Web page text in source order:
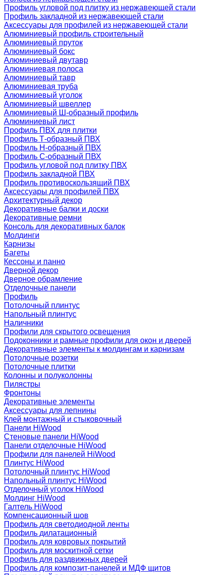
Профиль угловой под плитку из нержавеющей стали
Профиль закладной из нержавеющей стали
Аксессуары для профилей из нержавеющей стали
Алюминиевый профиль строительный
Алюминиевый пруток
Алюминиевый бокс
Алюминиевый двутавр
Алюминиевая полоса
Алюминиевый тавр
Алюминиевая труба
Алюминиевый уголок
Алюминиевый швеллер
Алюминиевый Ш-образный профиль
Алюминиевый лист
Профиль ПВХ для плитки
Профиль Т-образный ПВХ
Профиль H-образный ПВХ
Профиль C-образный ПВХ
Профиль угловой под плитку ПВХ
Профиль закладной ПВХ
Профиль противоскользящий ПВХ
Аксессуары для профилей ПВХ
Архитектурный декор
Декоративные балки и доски
Декоративные ремни
Консоль для декоративных балок
Молдинги
Карнизы
Багеты
Кессоны и панно
Дверной декор
Дверное обрамление
Отделочные панели
Профиль
Потолочный плинтус
Напольный плинтус
Наличники
Профили для скрытого освещения
Подоконники и рамные профили для окон и дверей
Декоративные элементы к молдингам и карнизам
Потолочные розетки
Потолочные плитки
Колонны и полуколонны
Пилястры
Фронтоны
Декоративные элементы
Аксессуары для лепнины
Клей монтажный и стыковочный
Панели HiWood
Стеновые панели HiWood
Панели отделочные HiWood
Профили для панелей HiWood
Плинтус HiWood
Потолочный плинтус HiWood
Напольный плинтус HiWood
Отделочный уголок HiWood
Молдинг HiWood
Галтель HiWood
Компенсационный шов
Профиль для светодиодной ленты
Профиль дилатационный
Профиль для ковровых покрытий
Профиль для москитной сетки
Профиль для раздвижных дверей
Профиль для композит-панелей и МДФ щитов